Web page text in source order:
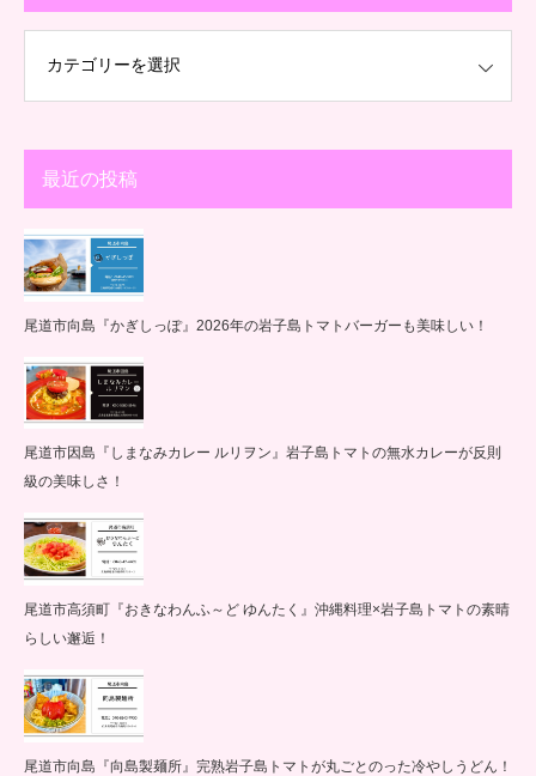
最近の投稿
尾道市向島『かぎしっぽ』2026年の岩子島トマトバーガーも美味しい！
尾道市因島『しまなみカレー ルリヲン』岩子島トマトの無水カレーが反則
級の美味しさ！
尾道市高須町『おきなわんふ～ど ゆんたく』沖縄料理×岩子島トマトの素晴
らしい邂逅！
尾道市向島『向島製麺所』完熟岩子島トマトが丸ごとのった冷やしうどん！